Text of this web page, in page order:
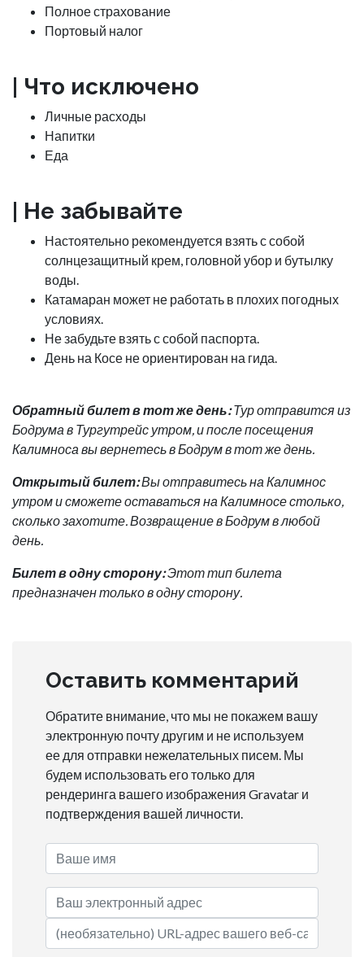
Полное страхование
Портовый налог
| Что исключено
Личные расходы
Напитки
Еда
| Не забывайте
Настоятельно рекомендуется взять с собой
солнцезащитный крем, головной убор и бутылку
воды.
Катамаран может не работать в плохих погодных
условиях.
Не забудьте взять с собой паспорта.
День на Косе не ориентирован на гида.
Обратный билет в тот же день:Тур отправится из
Бодрума в Тургутрейс утром, и после посещения
Калимноса вы вернетесь в Бодрум в тот же день.
Открытый билет:Вы отправитесь на Калимнос
утром и сможете оставаться на Калимносе столько,
сколько захотите. Возвращение в Бодрум в любой
день.
Билет в одну сторону:Этот тип билета
предназначен только в одну сторону.
Оставить комментарий
Обратите внимание, что мы не покажем вашу
электронную почту другим и не используем
ее для отправки нежелательных писем. Мы
будем использовать его только для
рендеринга вашего изображения Gravatar и
подтверждения вашей личности.